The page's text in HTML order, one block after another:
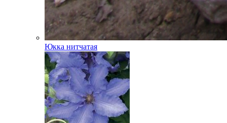
Юкка нитчатая